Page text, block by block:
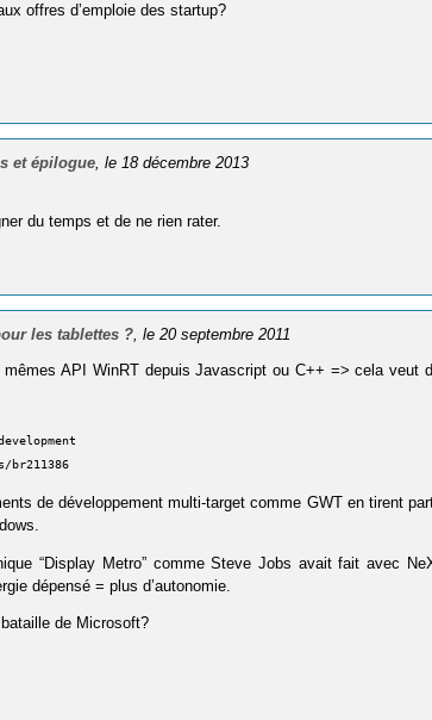
offres d’emploie des startup?
et épilogue , le 18 décembre 2013
du temps et de ne rien rater.
les tablettes ?, le 20 septembre 2011
API WinRT depuis Javascript ou C++ => cela veut
br211386
de développement multi-target comme GWT en tirent
“Display Metro” comme Steve Jobs avait fait avec
dépensé = plus d’autonomie.
bataille de Microsoft?